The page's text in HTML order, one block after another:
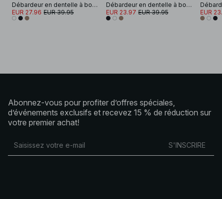
Débardeur en dentelle à bords festonnés
EUR 27.96 EUR 39.95
Débardeur en dentelle à bords festonnés
EUR 23.97 EUR 39.95 EUR
Abonnez-vous pour profiter d’offres spéciales,
d’événements exclusifs et recevez 15 % de réduction sur
votre premier achat!
S'INSCRIRE